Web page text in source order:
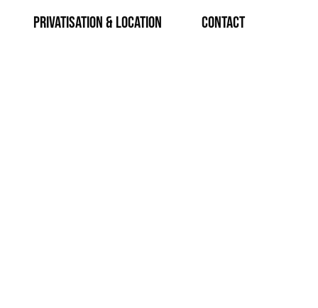
Privatisation & Location CONTACT